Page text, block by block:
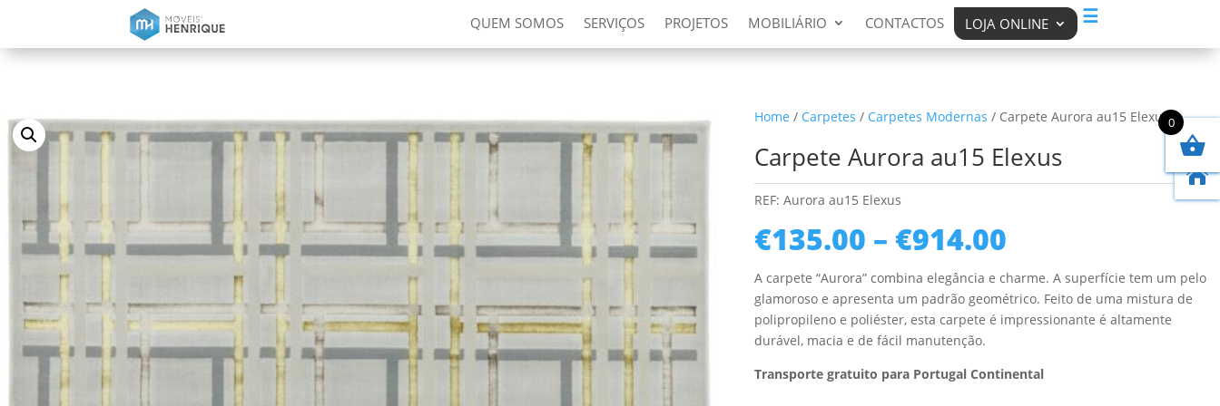
QUEM SOMOS SERVIÇOS PROJETOS MOBILIÁRIO CONTACTOS LOJA ONLINE ☰
Home / Carpetes / Carpetes Modernas / Carpete Aurora au15 Elexus
Carpete Aurora au15 Elexus
REF: Aurora au15 Elexus
€135.00 – €914.00Price
€135.00
through
€914.00
A carpete “Aurora” combina elegância e charme. A superfície tem um pelo
glamoroso e apresenta um padrão geométrico. Feito de uma mistura de
polipropileno e poliéster, esta carpete é impressionante é altamente
durável, macia e de fácil manutenção.
Transporte gratuito para Portugal Continental

0